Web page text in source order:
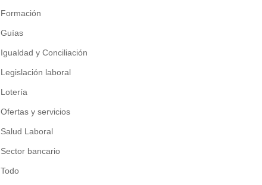
Formación
Guías
Igualdad y Conciliación
Legislación laboral
Lotería
Ofertas y servicios
Salud Laboral
Sector bancario
Todo